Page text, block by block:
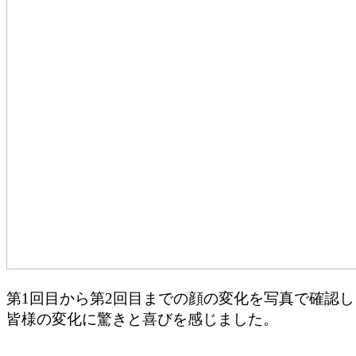
第1回目から第2回目までの顔の変化を写真で確認
皆様の変化に驚きと喜びを感じました。